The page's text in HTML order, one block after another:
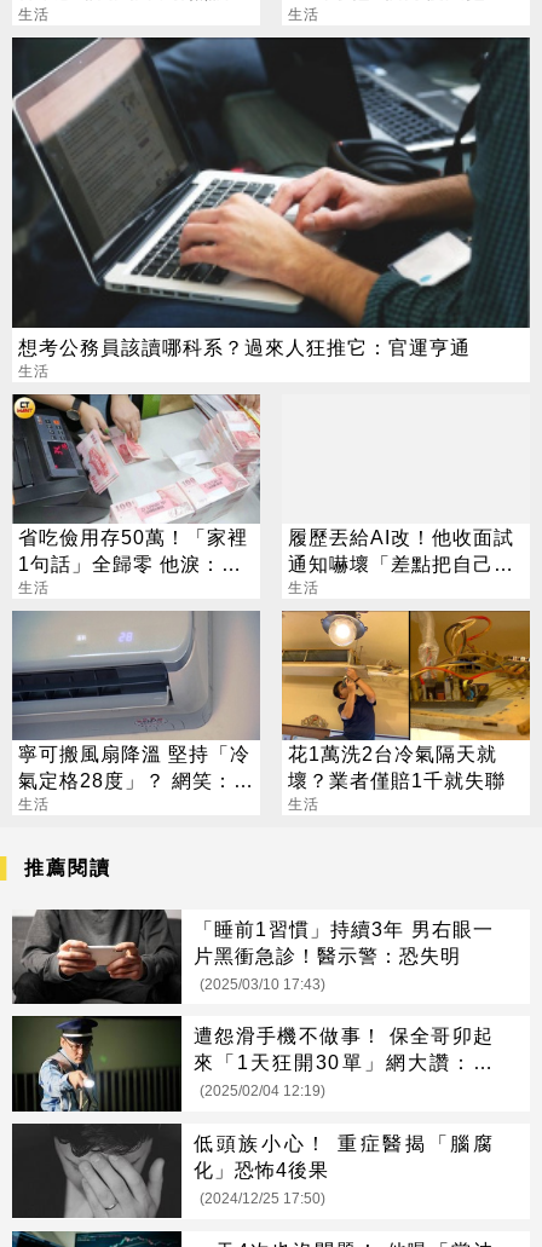
生活
3243萬
生活
想考公務員該讀哪科系？過來人狂推它：官運亨通
生活
省吃儉用存50萬！「家裡
1句話」全歸零 他淚：窮
人小孩活著好難
生活
履歷丟給AI改！他收面試
通知嚇壞「差點把自己送
走」
生活
寧可搬風扇降溫 堅持「冷
氣定格28度」？ 網笑：全
台長輩通病
生活
花1萬洗2台冷氣隔天就
壞？業者僅賠1千就失聯
生活
推薦閱讀
「睡前1習慣」持續3年 男右眼一
片黑衝急診！醫示警：恐失明
(2025/03/10 17:43)
遭怨滑手機不做事！ 保全哥卯起
來「1天狂開30單」網大讚：好
瘋好喜歡
(2025/02/04 12:19)
低頭族小心！ 重症醫揭「腦腐
化」恐怖4後果
(2024/12/25 17:50)